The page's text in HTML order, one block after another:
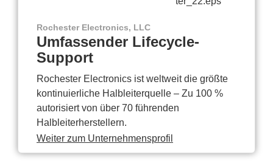
Rochester Electronics, LLC
Umfassender Lifecycle-
Support
Rochester Electronics ist weltweit die größte
kontinuierliche Halbleiterquelle – Zu 100 %
autorisiert von über 70 führenden
Halbleiterherstellern.
Weiter zum Unternehmensprofil